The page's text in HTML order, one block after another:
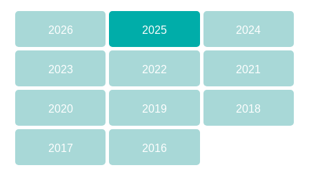
2026 2025 2024
2023 2022 2021
2020 2019 2018
2017 2016